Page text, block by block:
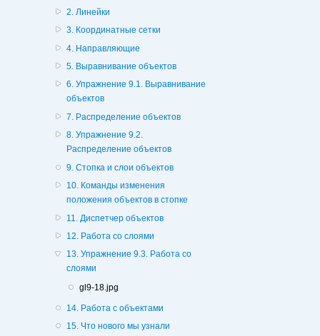
2. Линейки
3. Координатные сетки
4. Направляющие
5. Выравнивание объектов
6. Упражнение 9.1. Выравнивание
объектов
7. Распределение объектов
8. Упражнение 9.2.
Распределение объектов
9. Стопка и слои объектов
10. Команды изменения
положения объектов в стопке
11. Диспетчер объектов
12. Работа со слоями
13. Упражнение 9.3. Работа со
слоями
gl9-18.jpg
14. Работа с объектами
15. Что нового мы узнали